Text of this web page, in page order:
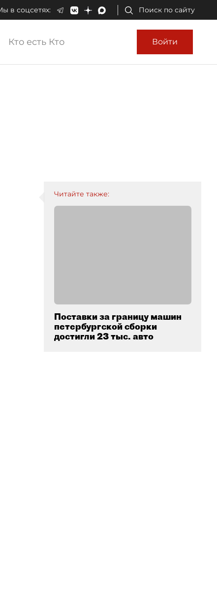
в соцсетях: Поиск по сайту
Кто есть Кто Войти
Читайте также:
Поставки за границу машин
петербургской сборки
достигли 23 тыс. авто